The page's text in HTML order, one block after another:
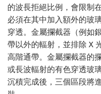
的波長拒絕比例，會限制
必須在其中加入額外的玻
穿透。金屬攔截器（例如
帶以外的輻射，並排除 X
高階通帶。金屬攔截器的
或長波輻射的有色穿透玻
沉積完成後，三個區段將